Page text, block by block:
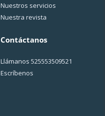
Nuestros servicios
Nuestra revista
Contáctanos
Llámanos 525553509521
Escríbenos